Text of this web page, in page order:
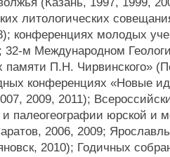
литологических
конференциях молодых
32-м Международном
памяти П.Н. Чирвинского»
конференциях «Новые
2009, 2011);
палеогеографии юрской и
2006, 2009;
2010); Годичных